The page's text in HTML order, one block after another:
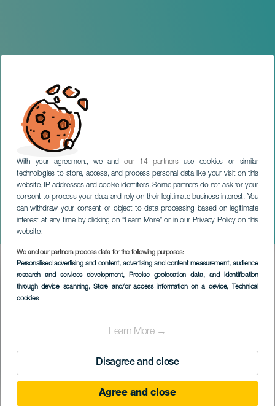
With your agreement, we andour 14 partnersuse cookies or similar
technologies to store, access, and process personal data like your visit on this
website, IP addresses and cookie identifiers. Some partners do not ask for your
consent to process your data and rely on their legitimate business interest. You
can withdraw your consent or object to data processing based on legitimate
interest at any time by clicking on “Learn More” or in our Privacy Policy on this
website.
We and our partners process data for the following purposes:
Personalised advertising and content, advertising and content measurement, audience
research and services development, Precise geolocation data, and identification
through device scanning, Store and/or access information on a device, Technical
cookies
Learn More →
Disagree and close
Agree and close
Trail Caldera Cuchillo
LANZAROTE
Imagen
Listado
09 October 2026